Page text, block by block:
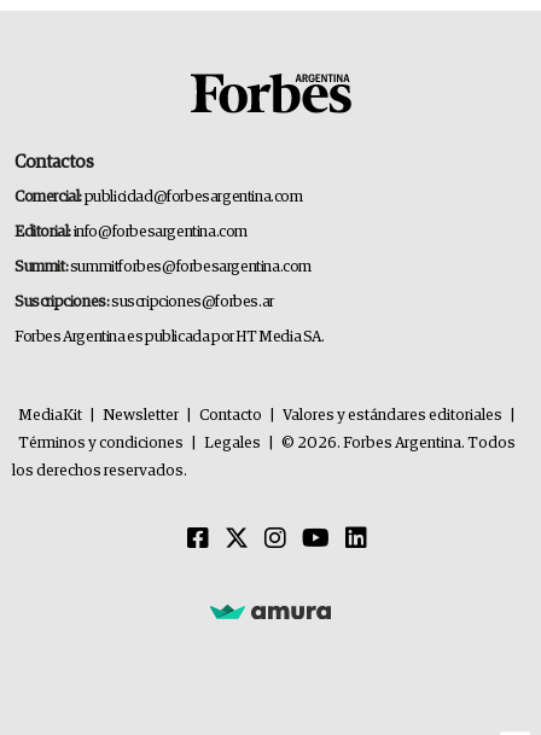
Contactos
Comercial:publicidad@forbesargentina.com
Editorial:info@forbesargentina.com
Summit:summitforbes@forbesargentina.com
Suscripciones:suscripciones@forbes.ar
Forbes Argentina es publicada por HT Media SA.
MediaKit Newsletter Contacto Valores y estándares editoriales
Términos y condiciones
Legales
© 2026. Forbes Argentina. Todos
los derechos reservados.